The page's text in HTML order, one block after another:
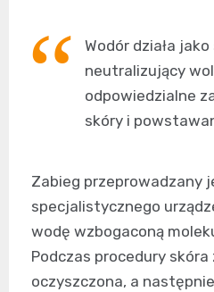
Wodór działa
neutralizujący
odpowiedzialne
skóry i
Zabieg przeprowadzany
specjalistycznego
wodę wzbogaconą
Podczas procedury
oczyszczona, a